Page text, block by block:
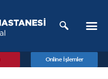
Online İşlemler